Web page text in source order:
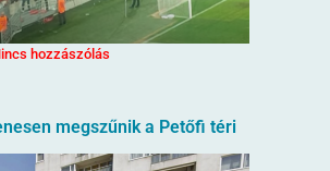
hozzászólás
megszűnik a Petőfi téri